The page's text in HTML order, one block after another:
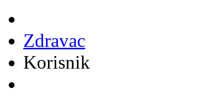
Zdravac
Korisnik